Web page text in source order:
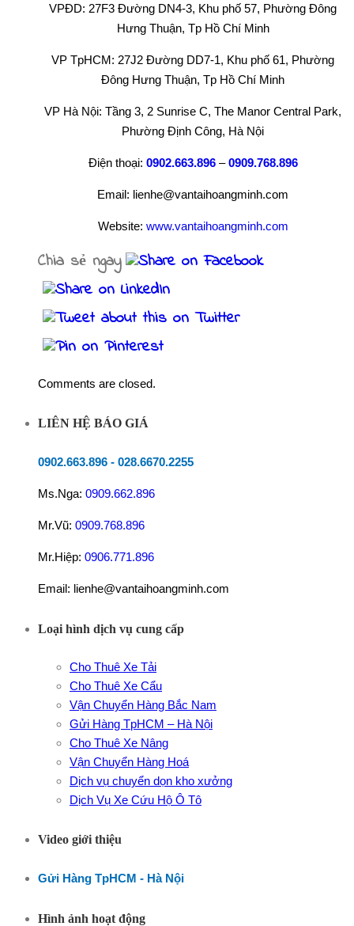
VPĐD: 27F3 Đường DN4-3, Khu phố 57, Phường Đông
Hưng Thuận, Tp Hồ Chí Minh
VP TpHCM: 27J2 Đường DD7-1, Khu phố 61, Phường
Đông Hưng Thuận, Tp Hồ Chí Minh
VP Hà Nội: Tầng 3, 2 Sunrise C, The Manor Central Park,
Phường Định Công, Hà Nội
Điện thoại: 0902.663.896–0909.768.896
Email: lienhe@vantaihoangminh.com
Website: www.vantaihoangminh.com
Chia sẻ ngay
Comments are closed.
LIÊN HỆ BÁO GIÁ
0902.663.896 - 028.6670.2255
Ms.Nga: 0909.662.896
Mr.Vũ: 0909.768.896
Mr.Hiệp: 0906.771.896
Email: lienhe@vantaihoangminh.com
Loại hình dịch vụ cung cấp
Cho Thuê Xe Tải
Cho Thuê Xe Cẩu
Vận Chuyển Hàng Bắc Nam
Gửi Hàng TpHCM – Hà Nội
Cho Thuê Xe Nâng
Vận Chuyển Hàng Hoá
Dịch vụ chuyển dọn kho xưởng
Dịch Vụ Xe Cứu Hộ Ô Tô
Video giới thiệu
Gửi Hàng TpHCM - Hà Nội
Hình ảnh hoạt động